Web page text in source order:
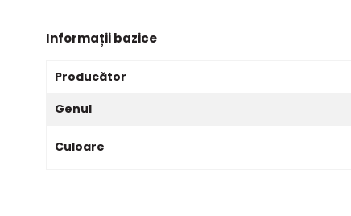
Informații bazice
Producător
Genul
Culoare